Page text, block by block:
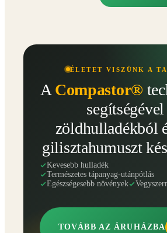
ÉLETET VISZÜNK A
A Compastor®
segítségével
zöldhulladékból
gilisztahumuszt
Kevesebb hulladék
Természetes tápanyag-utánpótlás
Egészségesebb növények
TOVÁBB AZ ÁRUHÁZBA